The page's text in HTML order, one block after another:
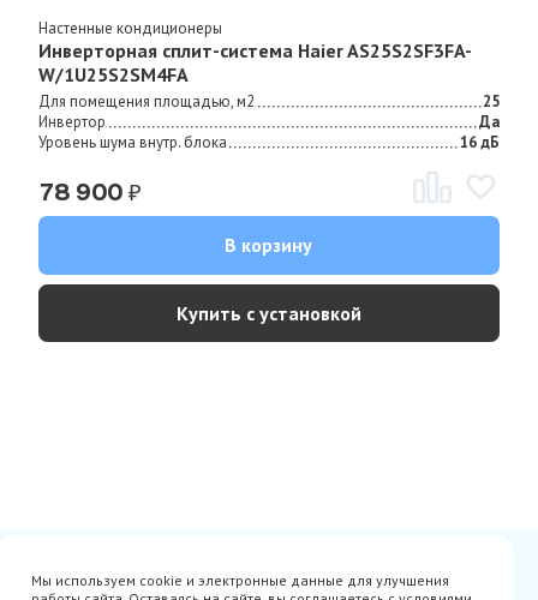
Настенные кондиционеры
Инверторная сплит-система Haier AS25S2SF3FA-
W/1U25S2SM4FA
Для помещения площадью, м2
25
Инвертор
Да
Уровень шума внутр. блока
16 дБ
78 900 ₽
В корзину
Купить с установкой
Avito
Мы используем cookie и электронные данные для улучшения